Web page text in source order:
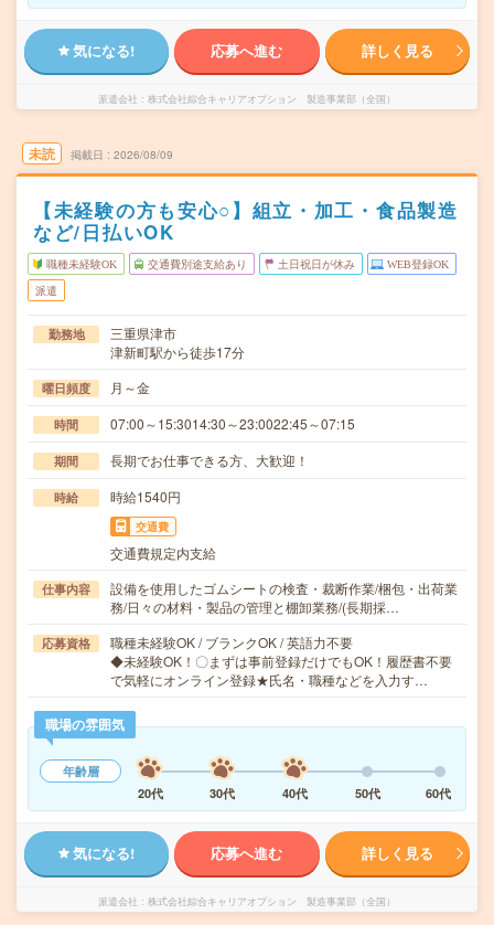
気になる! 応募へ進む 詳しく見る
派遣会社 株式会社綜合キャリアオプション 製造事業部（全国）
未読 掲載日 2026/08/09
【未経験の方も安心○】組立・加工・食品製造
など/日払いOK
職種未経験OK 交通費別途支給あり 土日祝日が休み WEB登録OK
派遣
勤務地
三重県津市
津新町駅から徒歩17分
曜日頻度 月～金
時間 07:00～15:3014:30～23:0022:45～07:15
期間 長期でお仕事できる方、大歓迎！
時給 時給1540円
交通費
交通費規定内支給
仕事内容
設備を使用したゴムシートの検査・裁断作業/梱包・出荷業
務/日々の材料・製品の管理と棚卸業務/(長期採…
応募資格
職種未経験OK / ブランクOK / 英語力不要
◆未経験OK！〇まずは事前登録だけでもOK！履歴書不要
で気軽にオンライン登録★氏名・職種などを入力す…
職場の雰囲気
年齢層
20代
30代 40代 50代 60代
気になる! 応募へ進む 詳しく見る
派遣会社 株式会社綜合キャリアオプション 製造事業部（全国）